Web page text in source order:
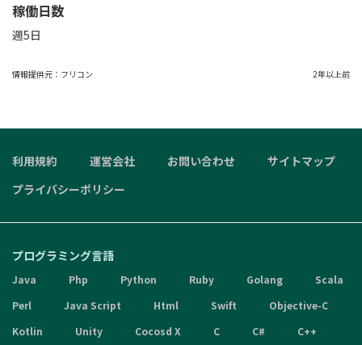
稼働日数
週5日
情報提供元： フリコン 2年以上前
利用規約 運営会社 お問い合わせ
サイトマップ
プライバシーポリシー
プログラミング言語
Java Php Python Ruby Golang
Scala
Perl
Java Script Html Swift
Objective-C
Kotlin
Unity Cocosd X C C#
C++